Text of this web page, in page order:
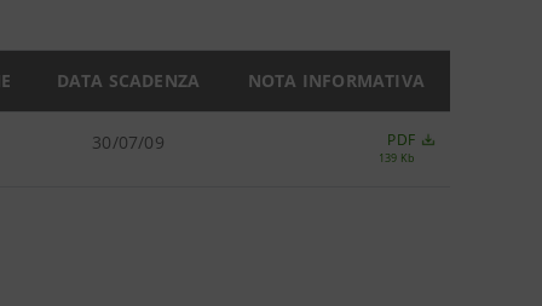
DATA SCADENZA NOTA INFORMATIVA
30/07/09 PDF
139 Kb